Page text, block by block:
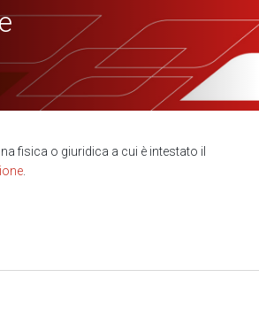
fisica o giuridica a cui è intestato il